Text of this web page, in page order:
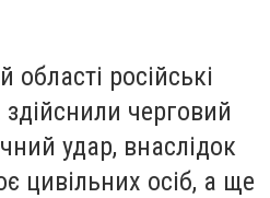
області російські
здійснили черговий
удар, внаслідок
цивільних осіб, а ще